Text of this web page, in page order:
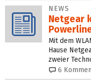
NEWS
Netgear
Mit dem
Hause
zweier
6